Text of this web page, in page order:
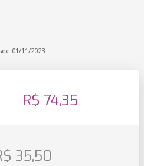
01/11/2023
R$ 74,35
35,50